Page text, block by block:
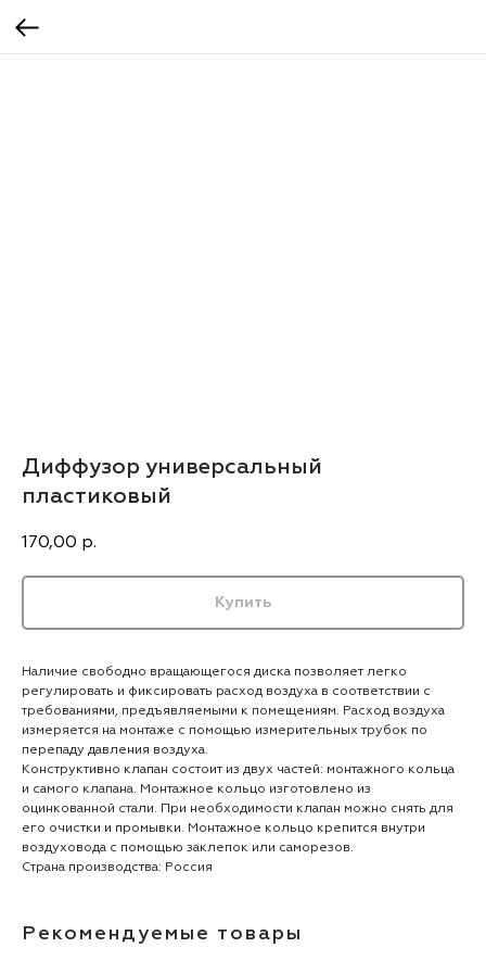
Диффузор универсальный
пластиковый
170,00 р.
Купить
Наличие свободно вращающегося диска позволяет легко
регулировать и фиксировать расход воздуха в соответствии с
требованиями, предъявляемыми к помещениям. Расход воздуха
измеряется на монтаже с помощью измерительных трубок по
перепаду давления воздуха.
Конструк­тивно клапан состоит из двух частей: монтажного кольца
и самого кла­пана. Монтажное кольцо изготовлено из
оцинкованной стали. При необ­ходимости клапан можно снять для
его очистки и промывки. Монтажное кольцо крепится внутри
воздуховода с помощью заклепок или саморезов.
Страна производства: Россия
Рекомендуемые товары